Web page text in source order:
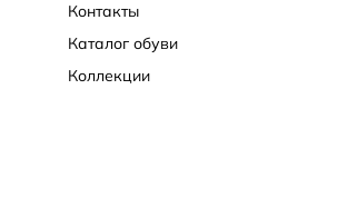
Контакты
Каталог обуви
Коллекции